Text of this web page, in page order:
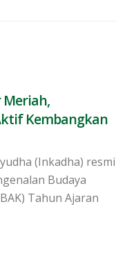
Meriah,
Kembangkan
(Inkadha) resmi
Budaya
Tahun Ajaran